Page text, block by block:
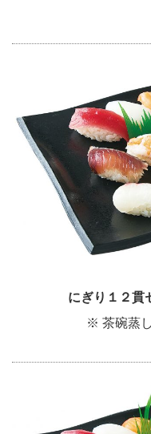
にぎり１２貫
※ 茶碗蒸